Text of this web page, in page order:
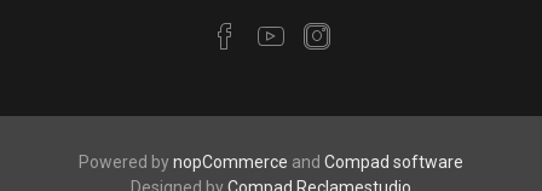
Powered bynopCommerce and Compad software